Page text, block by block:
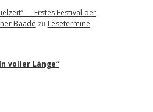
— Erstes Festival der
Baade zu Lesetermine
voller Länge“